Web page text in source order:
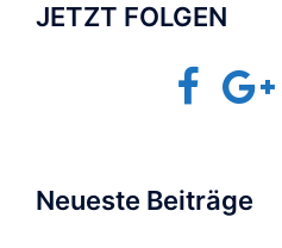
JETZT FOLGEN
Facebook
Neueste Beiträge